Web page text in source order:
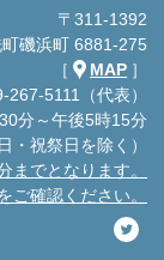
〒311-1392
磯浜町 6881-275
［
MAP ］
267-5111（代表）
分～午後5時15分
・祝祭日を除く）
でとなります。
確認ください。